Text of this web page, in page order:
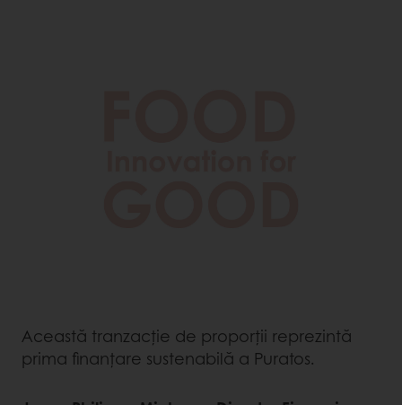
Această tranzacție de proporții reprezintă
prima finanțare sustenabilă a Puratos.